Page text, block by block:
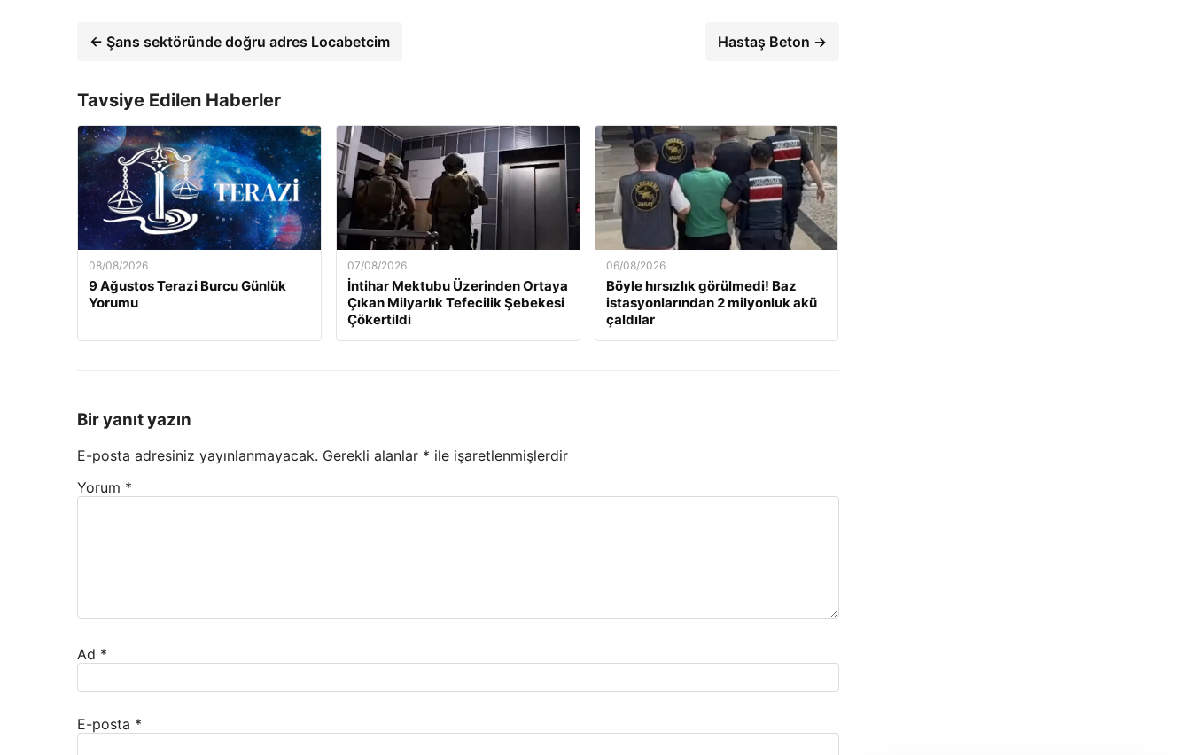
← Şans sektöründe doğru adres Locabetcim Hastaş Beton →
Tavsiye Edilen Haberler
08/08/2026
9 Ağustos Terazi Burcu Günlük
Yorumu
07/08/2026
İntihar Mektubu Üzerinden Ortaya
Çıkan Milyarlık Tefecilik Şebekesi
Çökertildi
06/08/2026
Böyle hırsızlık görülmedi! Baz
istasyonlarından 2 milyonluk akü
çaldılar
Bir yanıt yazın
E-posta adresiniz yayınlanmayacak. Gerekli alanlar * ile işaretlenmişlerdir
Yorum *
Ad *
E-posta *